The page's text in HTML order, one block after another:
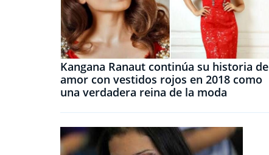
Kangana Ranaut continúa su historia de
amor con vestidos rojos en 2018 como
una verdadera reina de la moda